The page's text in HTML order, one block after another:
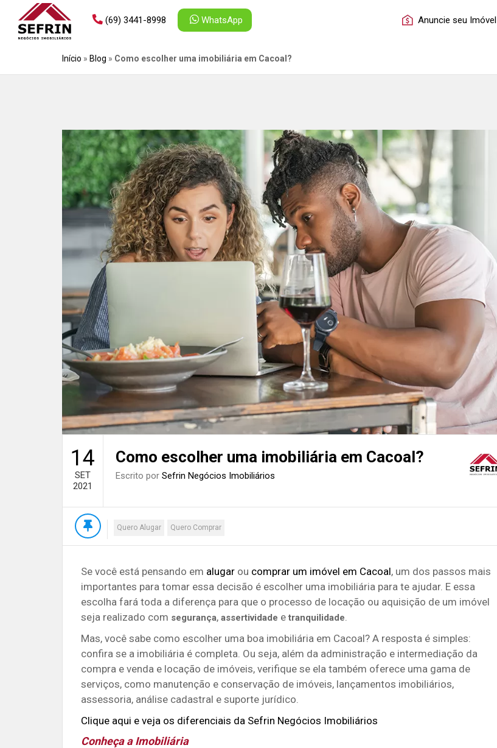
(69) 3441-8998 WhatsApp Anuncie seu Imóvel
Início » Blog » Como escolher uma imobiliária em Cacoal?
14
SET
2021
Como escolher uma imobiliária em Cacoal?
Escrito por Sefrin Negócios Imobiliários
Quero Alugar Quero Comprar
Se você está pensando em alugar ou comprar um imóvel em Cacoal, um dos passos mais
importantes para tomar essa decisão é escolher uma imobiliária para te ajudar. E essa
escolha fará toda a diferença para que o processo de locação ou aquisição de um imóvel
seja realizado com segurança, assertividade e tranquilidade.
Mas, você sabe como escolher uma boa imobiliária em Cacoal? A resposta é simples:
confira se a imobiliária é completa. Ou seja, além da administração e intermediação da
compra e venda e locação de imóveis, verifique se ela também oferece uma gama de
serviços, como manutenção e conservação de imóveis, lançamentos imobiliários,
assessoria, análise cadastral e suporte jurídico.
Clique aqui e veja os diferenciais da Sefrin Negócios Imobiliários
Conheça a Imobiliária